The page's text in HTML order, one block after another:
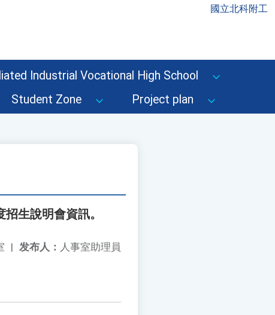
國立北科附工
Industrial Vocational High School
Student Zone Project plan
生說明會資訊。
发布人： 人事室助理員
|